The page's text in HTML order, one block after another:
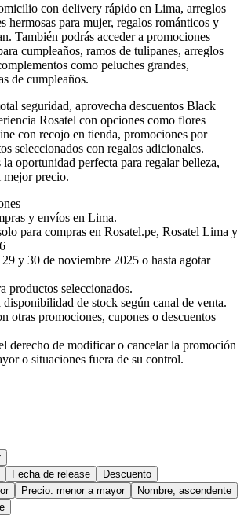
con delivery rápido en Lima, arreglos
hermosas para mujer, regalos románticos y
También podrás acceder a promociones
cumpleaños, ramos de tulipanes, arreglos
como peluches grandes,
de cumpleaños.
seguridad, aprovecha descuentos Black
Rosatel con opciones como flores
con recojo en tienda, promociones por
seleccionados con regalos adicionales.
oportunidad perfecta para regalar belleza,
precio.
y envíos en Lima.
para compras en Rosatel.pe, Rosatel Lima y
y 30 de noviembre 2025 o hasta agotar
productos seleccionados.
disponibilidad de stock según canal de venta.
otras promociones, cupones o descuentos
derecho de modificar o cancelar la promoción
o situaciones fuera de su control.
Fecha de release
Descuento
Precio: menor a mayor
Nombre, ascendente